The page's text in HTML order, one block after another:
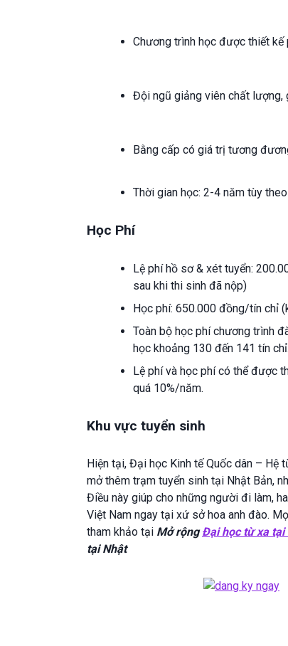
Chương trình học được thiết
Đội ngũ giảng viên chất lượng,
Bằng cấp có giá trị tương
Thời gian học: 2-4 năm tùy
Học Phí
Lệ phí hồ sơ & xét tuyển:
sau khi thi sinh đã nộp)
Học phí: 650.000 đồng/tín chỉ
Toàn bộ học phí chương trình
học khoảng 130 đến 141 tín chỉ.
Lệ phí và học phí có thể được
quá 10%/năm.
Khu vực tuyển sinh
Hiện tại, Đại học Kinh tế Quốc dân – Hệ
mở thêm trạm tuyển sinh tại Nhật Bản,
Điều này giúp cho những người đi làm,
Việt Nam ngay tại xứ sở hoa anh đào.
tham khảo tại Mở rộngĐại học từ xa tại
tại Nhật